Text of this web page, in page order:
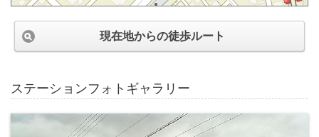
現在地からの徒歩ルート
ステーションフォトギャラリー